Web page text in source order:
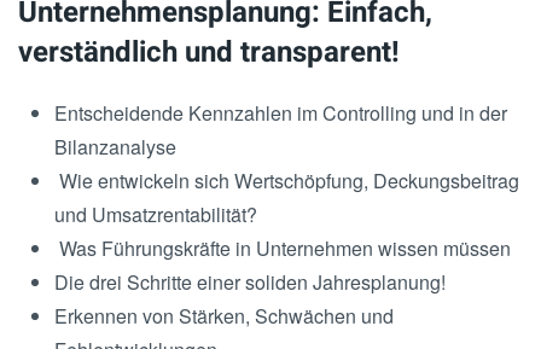
Unternehmensplanung: Einfach,
verständlich und transparent!
Entscheidende Kennzahlen im Controlling und in der
Bilanzanalyse
Wie entwickeln sich Wertschöpfung, Deckungsbeitrag
und Umsatzrentabilität?
Was Führungskräfte in Unternehmen wissen müssen
Die drei Schritte einer soliden Jahresplanung!
Erkennen von Stärken, Schwächen und